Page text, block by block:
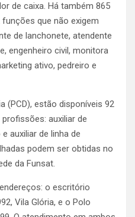
de caixa. Há também 865
que não exigem
de lanchonete, atendente
engenheiro civil, monitora
ativo, pedreiro e
(PCD), estão disponíveis 92
auxiliar de
auxiliar de linha de
podem ser obtidas no
da Funsat.
o escritório
Vila Glória, e o Polo